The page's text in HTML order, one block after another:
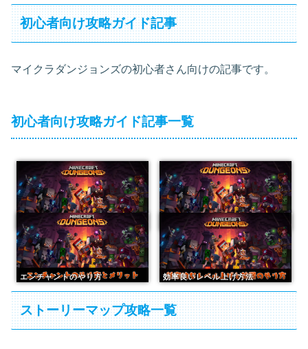
初心者向け攻略ガイド記事
マイクラダンジョンズの初心者さん向けの記事です。
初心者向け攻略ガイド記事一覧
序盤攻略と遊び方 キャンプでできること
エンチャントのやり方 効率良いレベル上げ方法
ストーリーマップ攻略一覧